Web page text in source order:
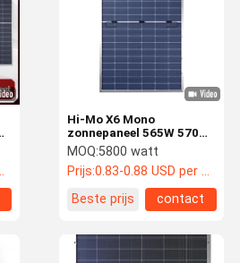
Hi-Mo X6 Mono
zonnepaneel 565W 570W
575W 580W 585W 590W
595W 600W
MOQ:5800 watt
Prijs:0.83-0.88 USD per watt
Beste prijs
contact